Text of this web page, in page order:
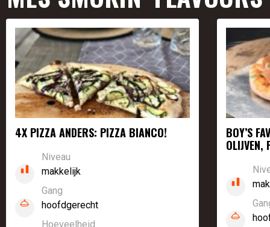
4X PIZZA ANDERS: PIZZA BIANCO!
Niveau
makkelijk
Gang
hoofdgerecht
Hoeveelheid
BOY’S
OLIJVEN,